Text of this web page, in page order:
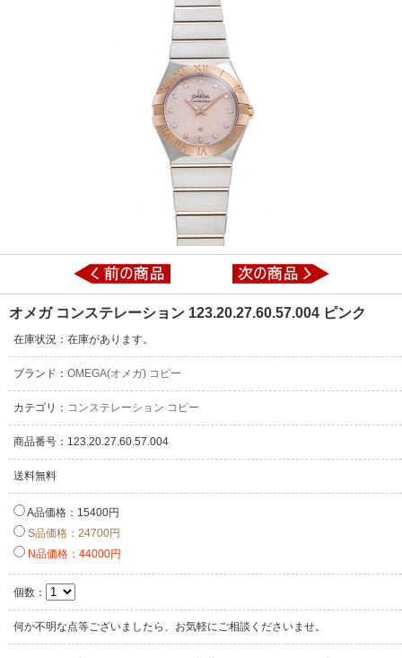
オメガ コンステレーション 123.20.27.60.57.004 ピンク
在庫状況：在庫があります。
ブランド： OMEGA(オメガ) コピー
カテゴリ： コンステレーション コピー
商品番号：123.20.27.60.57.004
送料無料
A品価格：15400円
S品価格：24700円
N品価格：44000円
個数：
何か不明な点等ございましたら、お気軽にご相談くださいませ。